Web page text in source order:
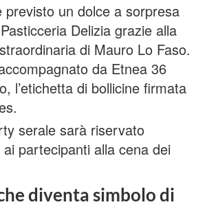
un dolce a sorpresa
Delizia grazie alla
di Mauro Lo Faso.
da Etnea 36
l’etichetta di bollicine firmata
serale sarà riservato
partecipanti alla cena dei
diventa simbolo di